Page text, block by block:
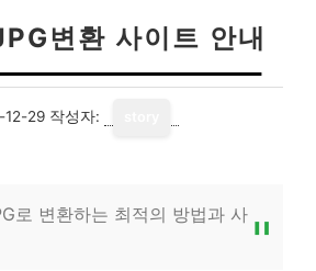
변환 사이트 안내
12-29 작성자:
로 변환하는 최적의 방법과 사